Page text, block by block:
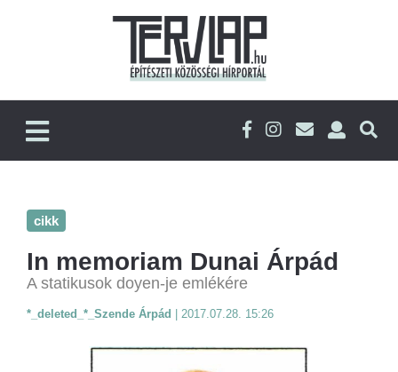
cikk
In memoriam Dunai Árpád
A statikusok doyen-je emlékére
*_deleted_*_Szende Árpád 2017.07.28. 15:26